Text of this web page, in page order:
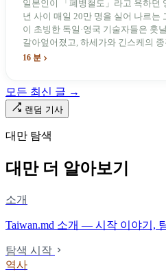
일본인이 「폐병철도」라고 욕하던
년 사이 매일 20만 명을 실어 나르는
이 초빙한 독일·영국 기술자들은 훗
갈아엎어졌고, 하세가와 긴스케의
이름과 번호가 바뀌었다. 세대마다
다. 마침내 푸유마·타로코 세대에 이
로 위에 깔렸다.
16 분
모든 최신 글 →
랜덤 기사
대만 탐색
대만 더 알아보기
소개
Taiwan.md 소개 — 시작 이야기,
탐색 시작
역사